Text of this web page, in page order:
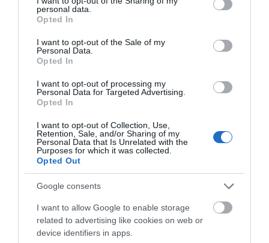
grant or deny consent to Google and its third-party tags to
use your data for below specified purposes in below Google
consent section.
personal data.
Opted In
I want to opt-out of the Sale of my
Personal Data.
Opted In
I want to opt-out of processing my
Personal Data for Targeted Advertising.
Opted In
I want to opt-out of Collection, Use,
Retention, Sale, and/or Sharing of my
Personal Data that Is Unrelated with the
Purposes for which it was collected.
Opted Out
Google consents
I want to allow Google to enable storage
related to advertising like cookies on web or
device identifiers in apps.
Η ηλ. διεύθυνση σας δεν δημοσιεύεται.
Τα υποχρεωτικά πεδία
σημειώνονται με